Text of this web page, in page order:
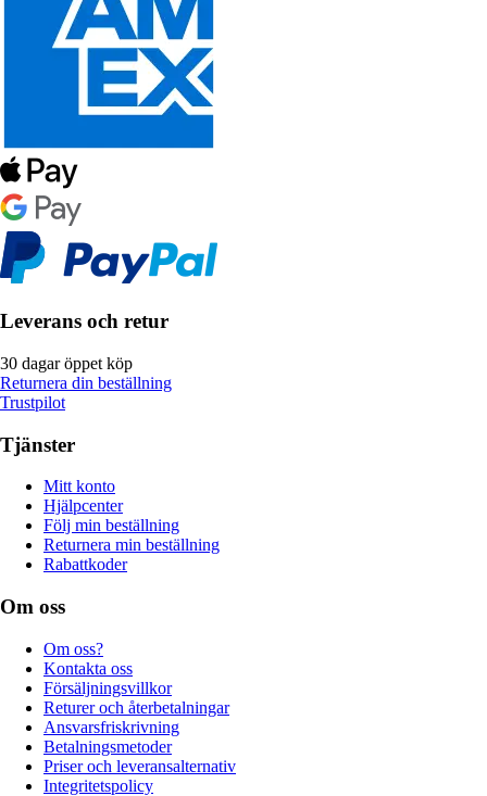
Leverans och retur
30 dagar öppet köp
Returnera din beställning
Trustpilot
Tjänster
Mitt konto
Hjälpcenter
Följ min beställning
Returnera min beställning
Rabattkoder
Om oss
Om oss?
Kontakta oss
Försäljningsvillkor
Returer och återbetalningar
Ansvarsfriskrivning
Betalningsmetoder
Priser och leveransalternativ
Integritetspolicy